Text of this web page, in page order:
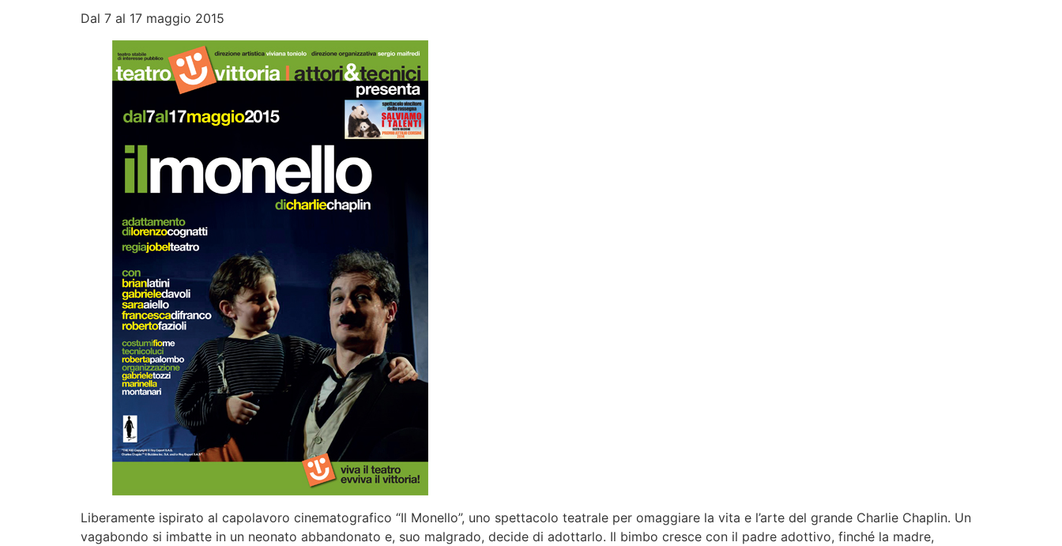
Dal 7 al 17 maggio 2015
Liberamente ispirato al capolavoro cinematografico “Il Monello”, uno spettacolo teatrale per omaggiare la vita e l’arte del grande Charlie Chaplin. Un
vagabondo si imbatte in un neonato abbandonato e, suo malgrado, decide di adottarlo. Il bimbo cresce con il padre adottivo, finché la madre,